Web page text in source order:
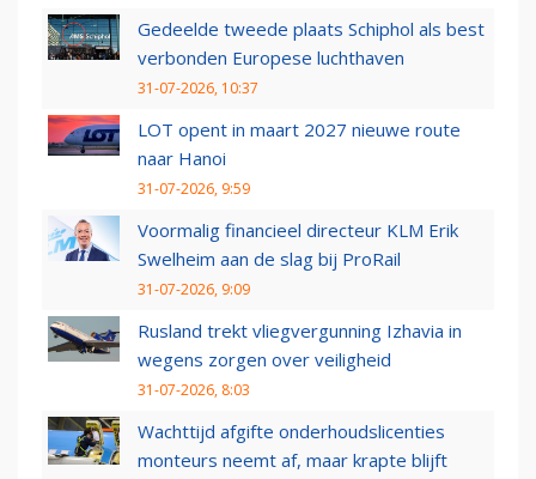
Gedeelde tweede plaats Schiphol als best
verbonden Europese luchthaven
31-07-2026, 10:37
LOT opent in maart 2027 nieuwe route
naar Hanoi
31-07-2026, 9:59
Voormalig financieel directeur KLM Erik
Swelheim aan de slag bij ProRail
31-07-2026, 9:09
Rusland trekt vliegvergunning Izhavia in
wegens zorgen over veiligheid
31-07-2026, 8:03
Wachttijd afgifte onderhoudslicenties
monteurs neemt af, maar krapte blijft